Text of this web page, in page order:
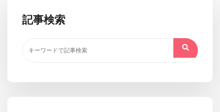
記事検索